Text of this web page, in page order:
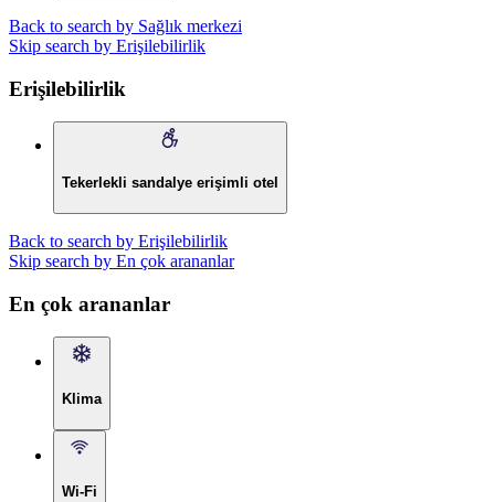
Back to search by Sağlık merkezi
Skip search by Erişilebilirlik
Erişilebilirlik
Tekerlekli sandalye erişimli otel
Back to search by Erişilebilirlik
Skip search by En çok arananlar
En çok arananlar
Klima
Wi-Fi